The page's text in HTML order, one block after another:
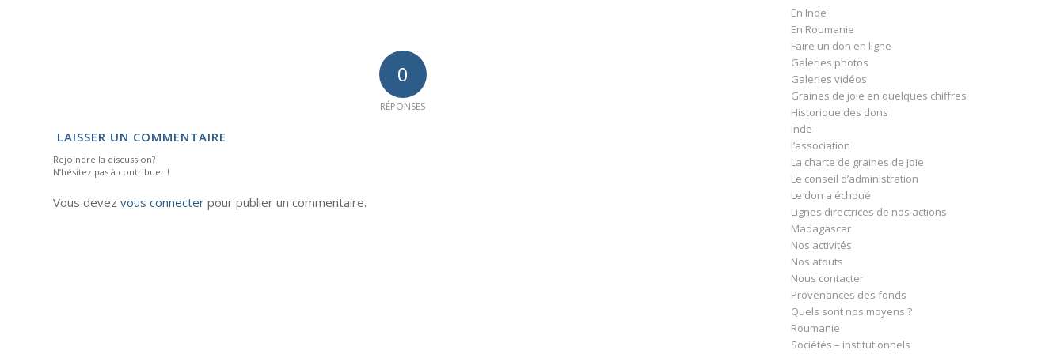
0
RÉPONSES
LAISSER UN COMMENTAIRE
Rejoindre la discussion?
N’hésitez pas à contribuer !
Vous devez vous connecter pour publier un commentaire.
En Inde
En Roumanie
Faire un don en ligne
Galeries photos
Galeries vidéos
Graines de joie en quelques chiffres
Historique des dons
Inde
l’association
La charte de graines de joie
Le conseil d’administration
Le don a échoué
Lignes directrices de nos actions
Madagascar
Nos activités
Nos atouts
Nous contacter
Provenances des fonds
Quels sont nos moyens ?
Roumanie
Sociétés – institutionnels